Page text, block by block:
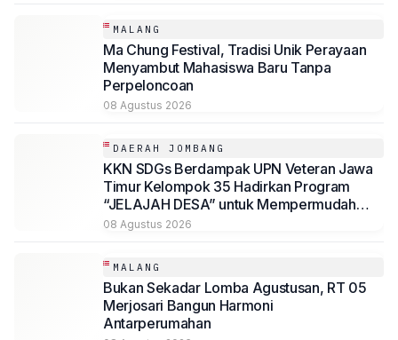
MALANG
Ma Chung Festival, Tradisi Unik Perayaan
Menyambut Mahasiswa Baru Tanpa
Perpeloncoan
08 Agustus 2026
DAERAH JOMBANG
KKN SDGs Berdampak UPN Veteran Jawa
Timur Kelompok 35 Hadirkan Program
“JELAJAH DESA” untuk Mempermudah
Akses Informasi Desa Sambirejo
08 Agustus 2026
MALANG
Bukan Sekadar Lomba Agustusan, RT 05
Merjosari Bangun Harmoni
Antarperumahan